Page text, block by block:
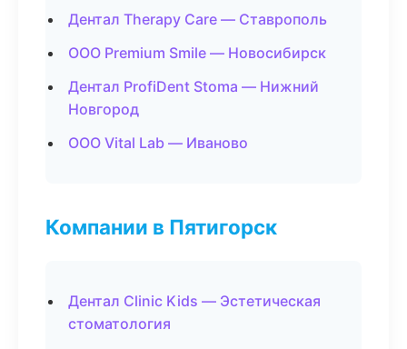
Дентал Therapy Care — Ставрополь
ООО Premium Smile — Новосибирск
Дентал ProfiDent Stoma — Нижний
Новгород
ООО Vital Lab — Иваново
Компании в Пятигорск
Дентал Clinic Kids — Эстетическая
стоматология